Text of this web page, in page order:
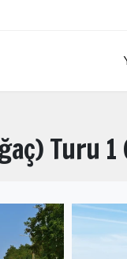
Turu 1